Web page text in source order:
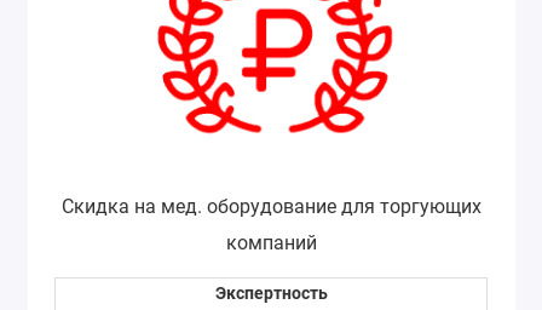
Скидка на мед. оборудование для торгующих
компаний
Экспертность